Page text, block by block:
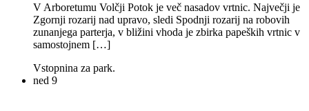
V Arboretumu Volčji Potok je več nasadov vrtnic. Največji je
Zgornji rozarij nad upravo, sledi Spodnji rozarij na robovih
zunanjega parterja, v bližini vhoda je zbirka papeških vrtnic v
samostojnem […]
Vstopnina za park.
ned 9